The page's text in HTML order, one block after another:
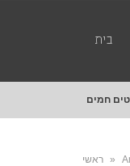
בית
ראשי »